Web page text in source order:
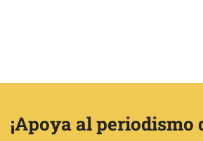
¡Apoya al periodismo